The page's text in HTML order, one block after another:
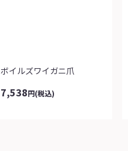
ボイルズワイガニ爪
7,538円(税込)